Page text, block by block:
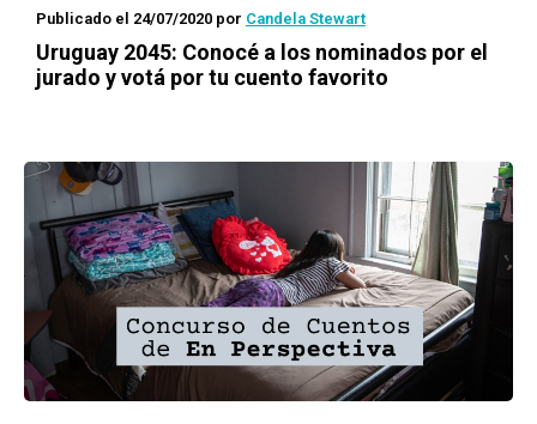
Publicado el 24/07/2020 por Candela Stewart
Uruguay 2045: Conocé a los nominados por el
jurado y votá por tu cuento favorito